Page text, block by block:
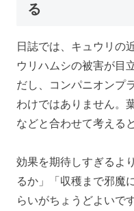
る
日誌では、キュウリの
ウリハムシの被害が目
だし、コンパニオンプ
わけではありません。
などと合わせて考える
効果を期待しすぎるよ
るか」「収穫まで邪魔
らいがちょうどよいです